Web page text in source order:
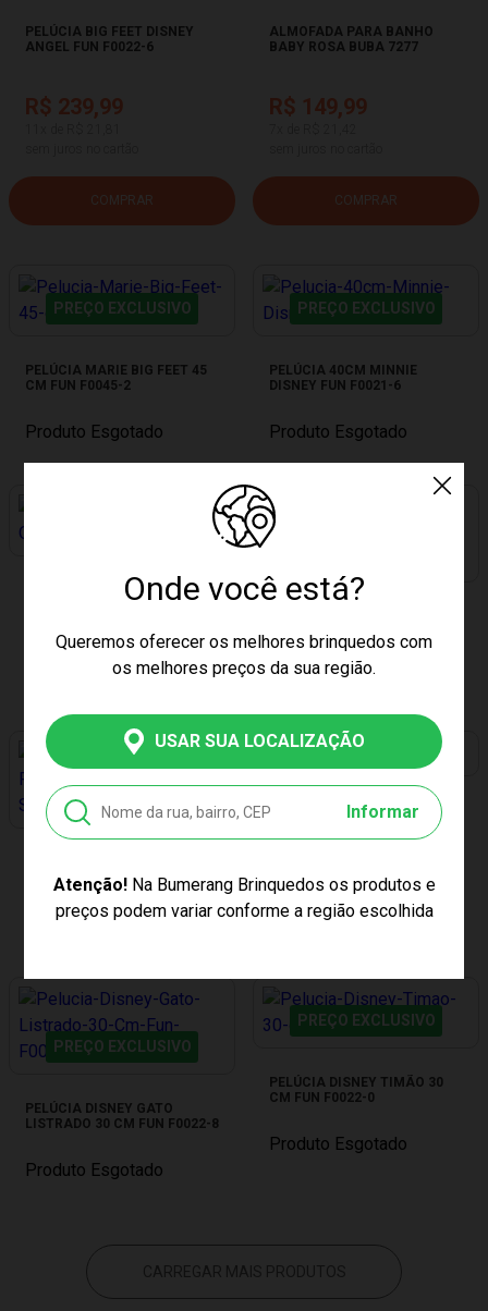
Onde você está?
Queremos oferecer os melhores brinquedos com
os melhores preços da sua região.
USAR SUA LOCALIZAÇÃO
Informar
Atenção!Na Bumerang Brinquedos os produtos e
preços podem variar conforme a região escolhida
PELÚCIA BIG FEET DISNEY
ANGEL FUN F0022-6
R$ 239,99
COMPRAR
ALMOFADA PARA BANHO
BABY ROSA BUBA 7277
R$ 149,99
COMPRAR
PREÇO EXCLUSIVO
PELÚCIA MARIE BIG FEET 45
CM FUN F0045-2
Produto Esgotado
PREÇO EXCLUSIVO
PELÚCIA 40CM MINNIE
DISNEY FUN F0021-6
Produto Esgotado
PELÚCIA 20CM JÚPITER O
Produto Esgotado
SALAMANDRA FROZEN
DISNEY FUN F0023-3
Produto Esgotado
PREÇO EXCLUSIVO
FUN F0023-0
Produto Esgotado
PREÇO EXCLUSIVO
PELÚCIA DORY 35 CM FUN
PREÇO EXCLUSIVO
PELÚCIA DISNEY GATO
LISTRADO 30 CM FUN F0022-8
Produto Esgotado
PREÇO EXCLUSIVO
PELÚCIA DISNEY TIMÃO 30
CM FUN F0022-0
Produto Esgotado